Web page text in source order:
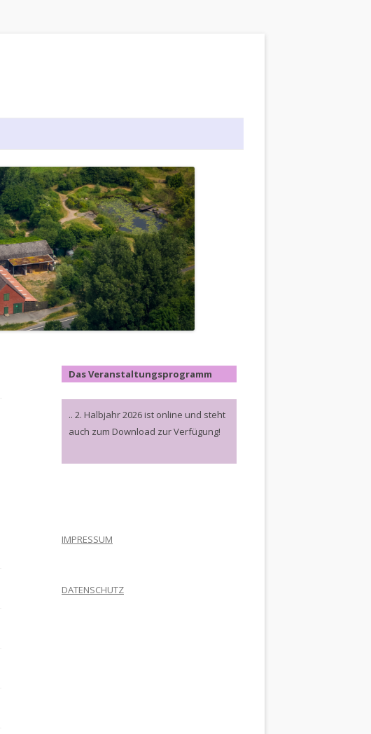
Das Veranstaltungsprogramm
.. 2. Halbjahr 2026 ist online und steht
auch zum Download zur Verfügung!
IMPRESSUM
DATENSCHUTZ